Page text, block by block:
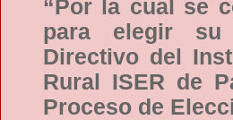
“Por la cual se
para elegir su
Directivo del
Rural ISER de
Proceso de